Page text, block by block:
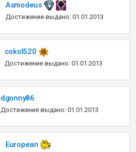
Asmodeus
Достижение выдано: 01.01.2013
cokol520
Достижение выдано: 01.01.2013
dgonny86
Достижение выдано: 01.01.2013
European